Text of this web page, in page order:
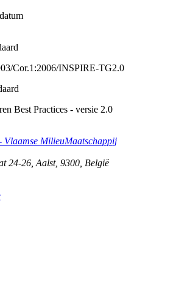
Cor.1:2006/INSPIRE-TG2.0
Best Practices - versie 2.0
Vlaamse MilieuMaatschappij
24-26 Aalst, 9300 België